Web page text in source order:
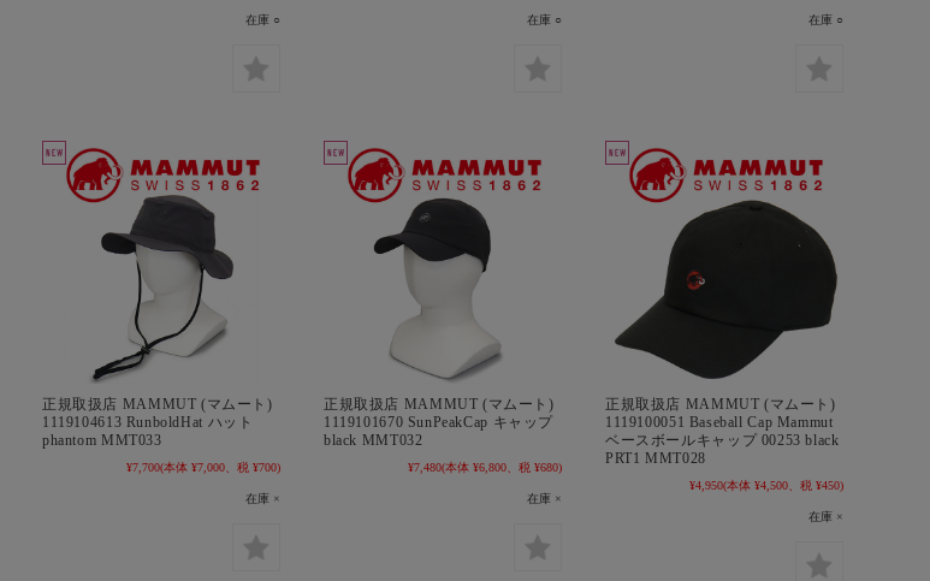
在庫 ○ 在庫 ○ 在庫 ○
正規取扱店 MAMMUT (マムート)
1119104613 RunboldHat ハット
phantom MMT033
¥7,700(本体 ¥7,000、税 ¥700)
在庫 ×
正規取扱店 MAMMUT (マムート)
1119101670 SunPeakCap キャップ
black MMT032
¥7,480(本体 ¥6,800、税 ¥680)
在庫 ×
正規取扱店 MAMMUT (マムート)
1119100051 Baseball Cap Mammut
ベースボールキャップ 00253 black
PRT1 MMT028
¥4,950(本体 ¥4,500、税 ¥450)
在庫 ×